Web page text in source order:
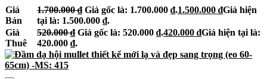
Giá
Bán
1.700.000₫ Giá gốc là: 1.700.000 ₫.1.500.000 ₫Giá hiện
tại là: 1.500.000 ₫.
Giá
Thuê
520.000₫ Giá gốc là: 520.000 ₫.420.000 ₫Giá hiện tại là:
420.000 ₫.